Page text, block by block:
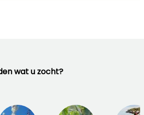
wat u zocht?